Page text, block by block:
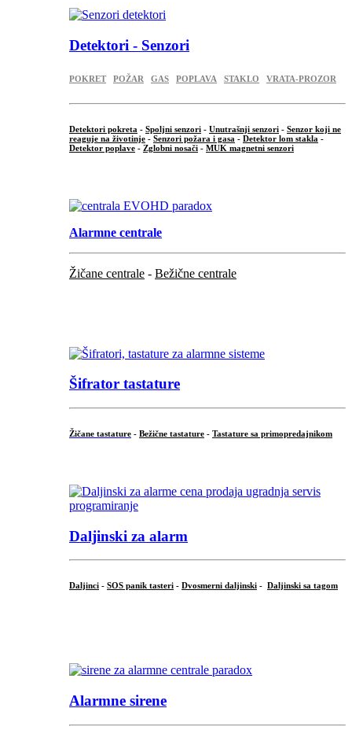
Detektori - Senzori
POKRET POŽAR GAS POPLAVA STAKLO VRATA-PROZOR
Detektori pokreta - Spoljni senzori - Unutrašnji senzori - Senzor koji ne
reaguje na životinje - Senzori požara i gasa - Detektor lom stakla -
Detektor poplave - Zglobni nosači - MUK magnetni senzori
Alarmne centrale
Žičane centrale - Bežične centrale
Šifrator tastature
Žičane tastature - Bežične tastature - Tastature sa primopredajnikom
Daljinski za alarm
Daljinci - SOS panik tasteri - Dvosmerni daljinski - Daljinski sa tagom
Alarmne sirene